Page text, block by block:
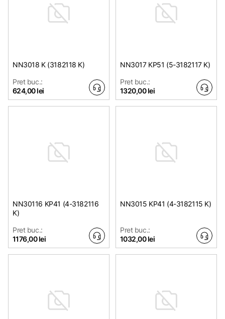
NN3018 K (3182118 K)
Pret buc.:
624,00 lei
NN3017 KP51 (5-3182117 K)
Pret buc.:
1320,00 lei
NN30116 KP41 (4-3182116
K)
Pret buc.:
1176,00 lei
NN3015 KP41 (4-3182115 K)
Pret buc.:
1032,00 lei